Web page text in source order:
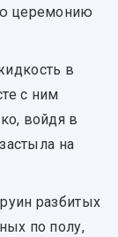
церемонию
в
с ним
войдя в
на
разбитых
по полу,